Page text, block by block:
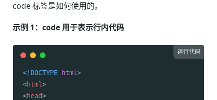
code 标签是如何使用的。
示例 1：code 用于表示行内代码
运行代码
<!DOCTYPE html>
<html>
<head>